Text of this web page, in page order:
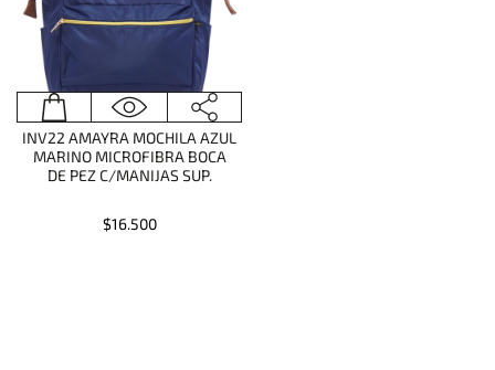
INV22 AMAYRA MOCHILA AZUL
MARINO MICROFIBRA BOCA
DE PEZ C/MANIJAS SUP.
$16.500